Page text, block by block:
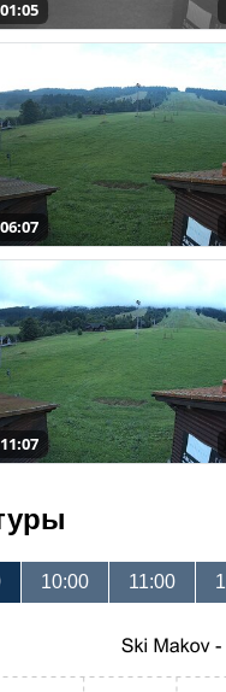
01:05
06:07
11:07
10:00 11:00